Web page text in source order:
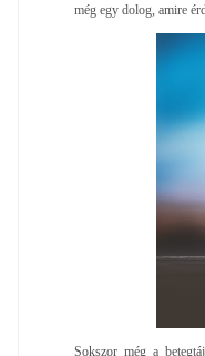
még egy dolog, amire
Sokszor még a